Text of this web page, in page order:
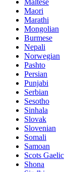
Maltese
Maori
Marathi
Mongolian
Burmese
Nepali
Norwegian
Pashto
Persian
Punjabi
Serbian
Sesotho
Sinhala
Slovak
Slovenian
Somali
Samoan
Scots Gaelic
Shona